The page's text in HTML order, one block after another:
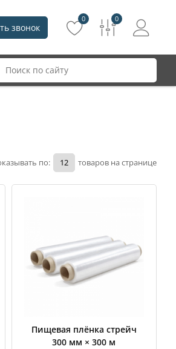
звонок
0 0
по: товаров на странице
Пищевая плёнка стрейч
300 мм × 300 м